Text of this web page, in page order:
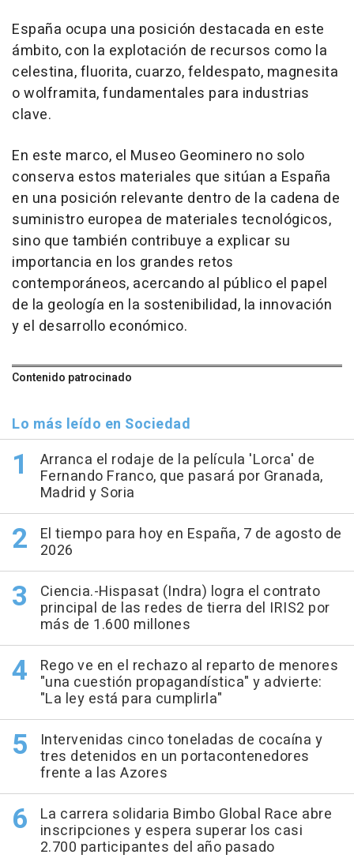
España ocupa una posición destacada en este
ámbito, con la explotación de recursos como la
celestina, fluorita, cuarzo, feldespato, magnesita
o wolframita, fundamentales para industrias
clave.
En este marco, el Museo Geominero no solo
conserva estos materiales que sitúan a España
en una posición relevante dentro de la cadena de
suministro europea de materiales tecnológicos,
sino que también contribuye a explicar su
importancia en los grandes retos
contemporáneos, acercando al público el papel
de la geología en la sostenibilidad, la innovación
y el desarrollo económico.
Contenido patrocinado
Lo más leído en Sociedad
Arranca el rodaje de la película 'Lorca' de
Fernando Franco, que pasará por Granada,
Madrid y Soria
El tiempo para hoy en España, 7 de agosto de
2026
Ciencia.-Hispasat (Indra) logra el contrato
principal de las redes de tierra del IRIS2 por
más de 1.600 millones
Rego ve en el rechazo al reparto de menores
"una cuestión propagandística" y advierte:
"La ley está para cumplirla"
Intervenidas cinco toneladas de cocaína y
tres detenidos en un portacontenedores
frente a las Azores
La carrera solidaria Bimbo Global Race abre
inscripciones y espera superar los casi
2.700 participantes del año pasado